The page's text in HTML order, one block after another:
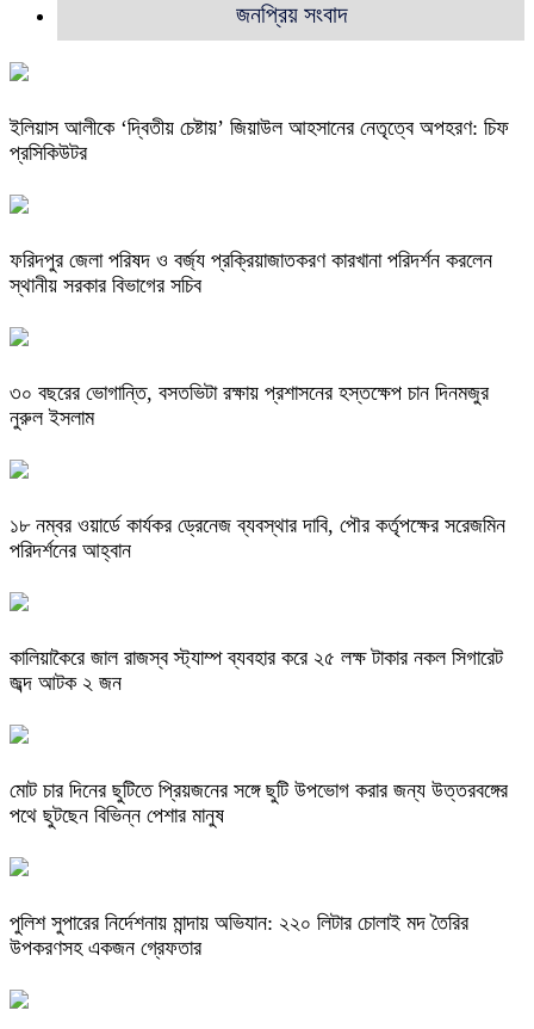
জনপ্রিয় সংবাদ
ইলিয়াস আলীকে ‘দ্বিতীয় চেষ্টায়’ জিয়াউল আহসানের নেতৃত্বে অপহরণ: চিফ
প্রসিকিউটর
ফরিদপুর জেলা পরিষদ ও বর্জ্য প্রক্রিয়াজাতকরণ কারখানা পরিদর্শন করলেন
স্থানীয় সরকার বিভাগের সচিব
৩০ বছরের ভোগান্তি, বসতভিটা রক্ষায় প্রশাসনের হস্তক্ষেপ চান দিনমজুর
নুরুল ইসলাম
১৮ নম্বর ওয়ার্ডে কার্যকর ড্রেনেজ ব্যবস্থার দাবি, পৌর কর্তৃপক্ষের সরেজমিন
পরিদর্শনের আহ্বান
কালিয়াকৈরে জাল রাজস্ব স্ট্যাম্প ব্যবহার করে ২৫ লক্ষ টাকার নকল সিগারেট
জব্দ আটক ২ জন
মোট চার দিনের ছুটিতে প্রিয়জনের সঙ্গে ছুটি উপভোগ করার জন্য উত্তরবঙ্গের
পথে ছুটছেন বিভিন্ন পেশার মানুষ
পুলিশ সুপারের নির্দেশনায় মান্দায় অভিযান: ২২০ লিটার চোলাই মদ তৈরির
উপকরণসহ একজন গ্রেফতার